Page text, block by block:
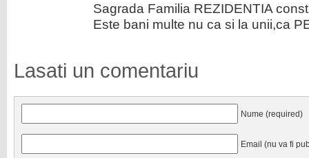
Sagrada Familia REZIDENTIA
Este bani multe nu ca si la unii,ca
Lasati un comentariu
Nume (required)
Email (nu va fi